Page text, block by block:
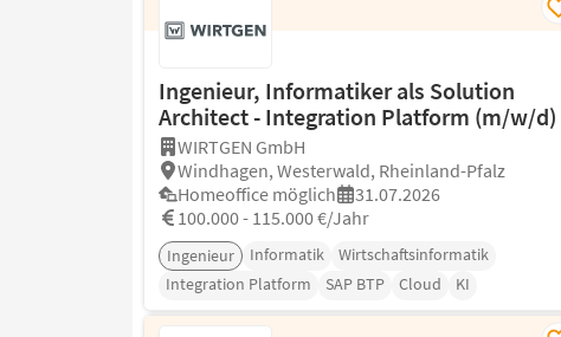
Ingenieur, Informatiker als Solution
Architect - Integration Platform (m/w/d)
WIRTGEN GmbH
Windhagen, Westerwald, Rheinland-Pfalz
Homeoffice möglich
31.07.2026
100.000 - 115.000 €/Jahr
Ingenieur Informatik
Wirtschaftsinformatik
Integration Platform
SAP BTP Cloud KI